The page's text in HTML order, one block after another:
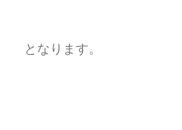
となります。